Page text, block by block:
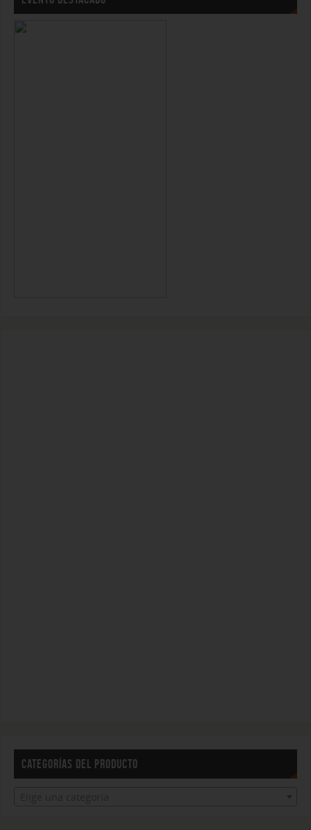
CATEGORÍAS DEL PRODUCTO